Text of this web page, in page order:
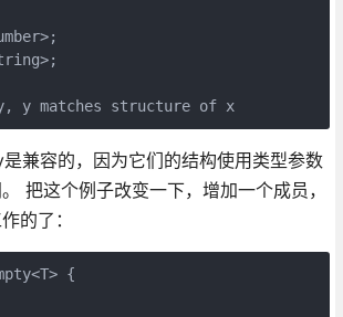
x = y;  // okay, y matches structure of x
是兼容的，因为它们的结构使用类型参数
把这个例子改变一下，增加一个成员，
的了：
{